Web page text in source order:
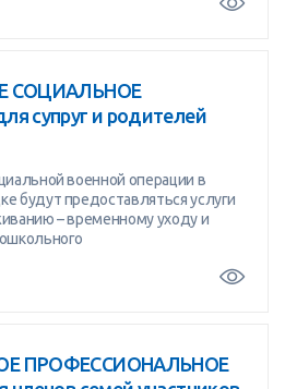
СОЦИАЛЬНОЕ
супруг и родителей
военной операции в
будут предоставляться услуги
– временному уходу и
ПРОФЕССИОНАЛЬНОЕ